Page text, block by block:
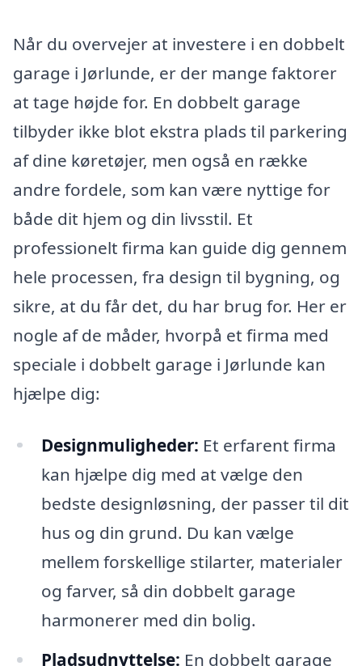
Når du overvejer at investere i en dobbelt
garage i Jørlunde, er der mange faktorer
at tage højde for. En dobbelt garage
tilbyder ikke blot ekstra plads til parkering
af dine køretøjer, men også en række
andre fordele, som kan være nyttige for
både dit hjem og din livsstil. Et
professionelt firma kan guide dig gennem
hele processen, fra design til bygning, og
sikre, at du får det, du har brug for. Her er
nogle af de måder, hvorpå et firma med
speciale i dobbelt garage i Jørlunde kan
hjælpe dig:
Designmuligheder: Et erfarent firma
kan hjælpe dig med at vælge den
bedste designløsning, der passer til dit
hus og din grund. Du kan vælge
mellem forskellige stilarter, materialer
og farver, så din dobbelt garage
harmonerer med din bolig.
Pladsudnyttelse: En dobbelt garage